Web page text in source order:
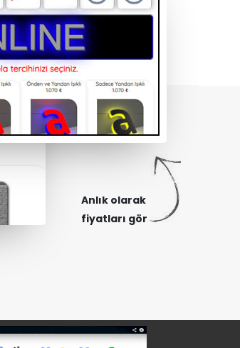
Anlık olarak
fiyatları gör